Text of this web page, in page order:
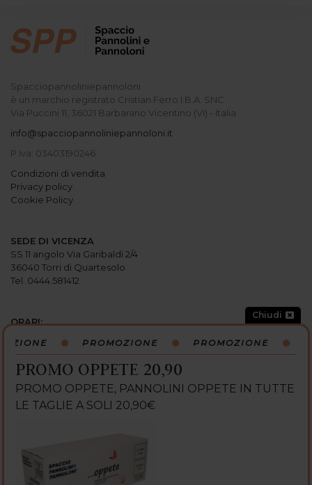
Spacciopannoliniepannoloni
è un marchio registrato Cristian Ferro I.B.A. SNC
Via Puccini 11, 36021 Barbarano Vicentino (VI) - Italia
info@spacciopannoliniepannoloni.it
P.Iva: 03403190246
Condizioni di vendita
Privacy policy
Cookie Policy
SEDE DI VICENZA
SS 11 angolo Via Garibaldi 2/4
36040 Torri di Quartesolo
Tel. 0444.581412
ORARI:
Martedi: 9
00-12 :30 / 15:00-19:30
Giovedi: 9:00-12:30 / 15 :00-19: 30
Venerdi: 9:00-12:30 / 15:00-19:30
Sabato: 9:00-13:00 / 15:00-19:30
SEGUICI SU:
Chiudi
PROMOZIONE PROMOZIONE
PROMO OPPETE 20,90
PROMO OPPETE, PANNOLINI OPPETE IN TUTTE
LE TAGLIE A SOLI 20,90€